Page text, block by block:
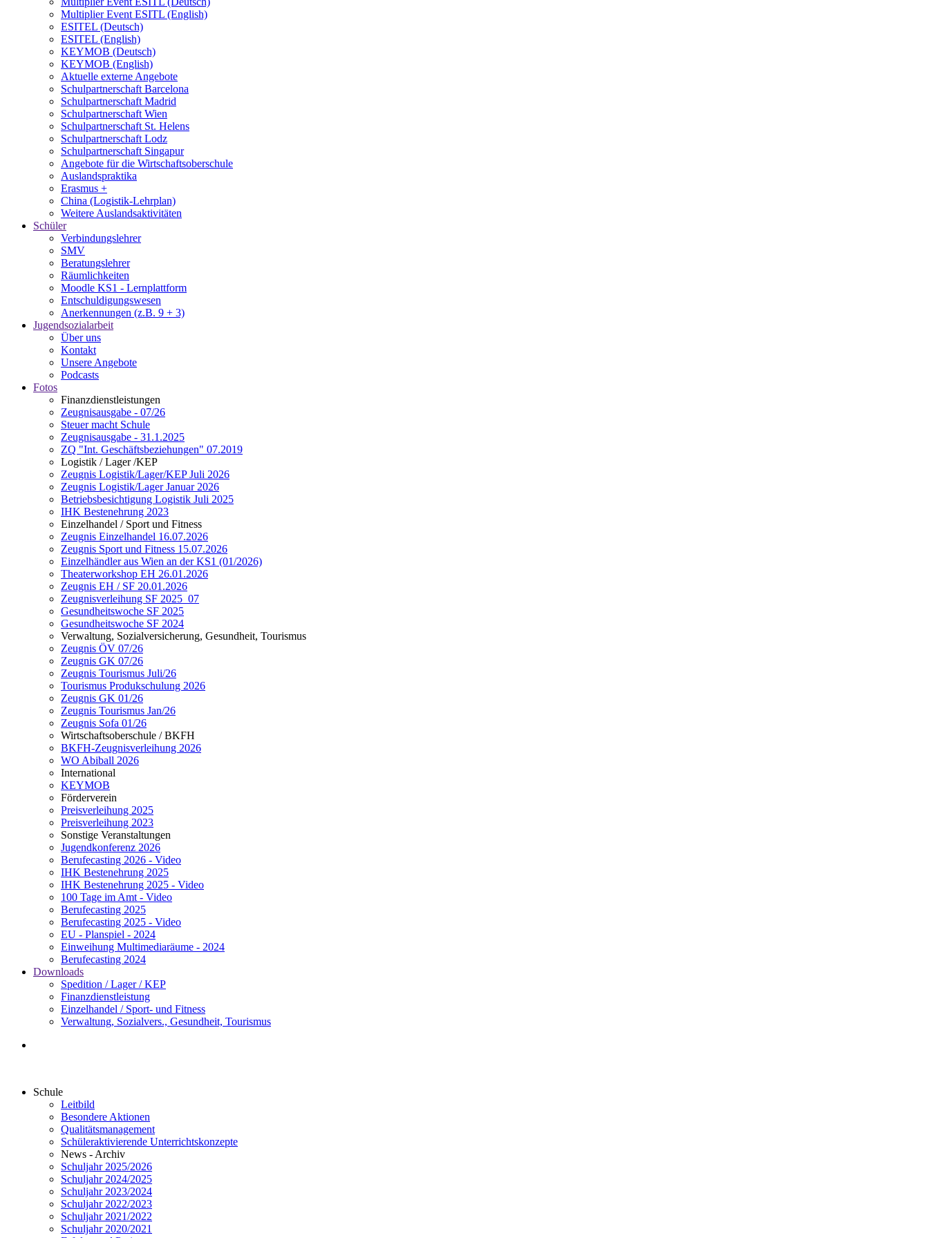
Multiplier Event ESITL (English)
ESITEL (Deutsch)
ESITEL (English)
KEYMOB (Deutsch)
KEYMOB (English)
Aktuelle externe Angebote
Schulpartnerschaft Barcelona
Schulpartnerschaft Madrid
Schulpartnerschaft Wien
Schulpartnerschaft St. Helens
Schulpartnerschaft Lodz
Schulpartnerschaft Singapur
Angebote für die Wirtschaftsoberschule
Auslandspraktika
Erasmus +
China (Logistik-Lehrplan)
Weitere Auslandsaktivitäten
Schüler
Verbindungslehrer
SMV
Beratungslehrer
Räumlichkeiten
Moodle KS1 - Lernplattform
Entschuldigungswesen
Anerkennungen (z.B. 9 + 3)
Jugendsozialarbeit
Über uns
Kontakt
Unsere Angebote
Podcasts
Fotos
Finanzdienstleistungen
Zeugnisausgabe - 07/26
Steuer macht Schule
Zeugnisausgabe - 31.1.2025
ZQ "Int. Geschäftsbeziehungen" 07.2019
Logistik / Lager /KEP
Zeugnis Logistik/Lager/KEP Juli 2026
Zeugnis Logistik/Lager Januar 2026
Betriebsbesichtigung Logistik Juli 2025
IHK Bestenehrung 2023
Einzelhandel / Sport und Fitness
Zeugnis Einzelhandel 16.07.2026
Zeugnis Sport und Fitness 15.07.2026
Einzelhändler aus Wien an der KS1 (01/2026)
Theaterworkshop EH 26.01.2026
Zeugnis EH / SF 20.01.2026
Zeugnisverleihung SF 2025_07
Gesundheitswoche SF 2025
Gesundheitswoche SF 2024
Verwaltung, Sozialversicherung, Gesundheit, Tourismus
Zeugnis ÖV 07/26
Zeugnis GK 07/26
Zeugnis Tourismus Juli/26
Tourismus Produkschulung 2026
Zeugnis GK 01/26
Zeugnis Tourismus Jan/26
Zeugnis Sofa 01/26
Wirtschaftsoberschule / BKFH
BKFH-Zeugnisverleihung 2026
WO Abiball 2026
International
KEYMOB
Förderverein
Preisverleihung 2025
Preisverleihung 2023
Sonstige Veranstaltungen
Jugendkonferenz 2026
Berufecasting 2026 - Video
IHK Bestenehrung 2025
IHK Bestenehrung 2025 - Video
100 Tage im Amt - Video
Berufecasting 2025
Berufecasting 2025 - Video
EU - Planspiel - 2024
Einweihung Multimediaräume - 2024
Berufecasting 2024
Downloads
Spedition / Lager / KEP
Finanzdienstleistung
Einzelhandel / Sport- und Fitness
Verwaltung, Sozialvers., Gesundheit, Tourismus
Schule
Leitbild
Besondere Aktionen
Qualitätsmanagement
Schüleraktivierende Unterrichtskonzepte
News - Archiv
Schuljahr 2025/2026
Schuljahr 2024/2025
Schuljahr 2023/2024
Schuljahr 2022/2023
Schuljahr 2021/2022
Schuljahr 2020/2021